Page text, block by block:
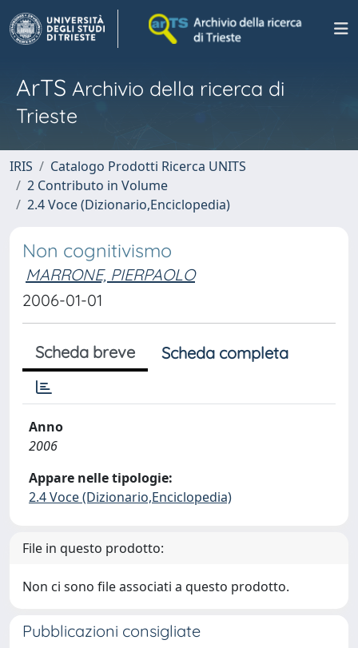
ArTS Archivio della ricerca di
Trieste
IRIS
Catalogo Prodotti Ricerca UNITS
2 Contributo in Volume
2.4 Voce (Dizionario,Enciclopedia)
Non cognitivismo
MARRONE, PIERPAOLO
2006-01-01
Scheda breve Scheda completa
Anno
2006
Appare nelle tipologie:
2.4 Voce (Dizionario,Enciclopedia)
File in questo prodotto:
Non ci sono file associati a questo prodotto.
Pubblicazioni consigliate